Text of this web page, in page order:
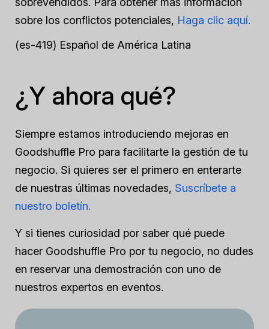
sobre los conflictos potenciales, Haga clic aquí.
(es-419) Español de América Latina
¿Y ahora qué?
Siempre estamos introduciendo mejoras en
Goodshuffle Pro para facilitarte la gestión de tu
negocio. Si quieres ser el primero en enterarte
de nuestras últimas novedades, Suscríbete a
nuestro boletín.
Y si tienes curiosidad por saber qué puede
hacer Goodshuffle Pro por tu negocio, no dudes
en reservar una demostración con uno de
nuestros expertos en eventos.